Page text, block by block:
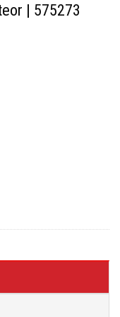
| 575273